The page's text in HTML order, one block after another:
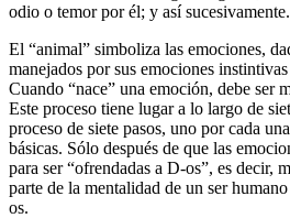
odio o temor por él; y así sucesivamente.
El “animal” simboliza las emociones,
manejados por sus emociones
Cuando “nace” una emoción, debe ser
Este proceso tiene lugar a lo largo de
proceso de siete pasos, uno por cada
básicas. Sólo después de que las
para ser “ofrendadas a D-os”, es decir,
parte de la mentalidad de un ser
os.